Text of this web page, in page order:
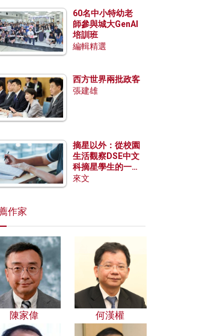
60名中小特幼老
師參與城大GenAI
培訓班
編輯精選
西方世界兩批政客
張建雄
摘星以外：從校園
生活觀察DSE中文
科摘星學生的一點
特質
來文
作家
陳家偉 何漢權